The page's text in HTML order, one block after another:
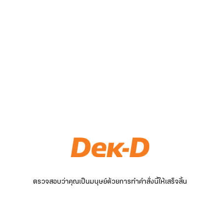
ตรวจสอบว่าคุณเป็นมนุษย์ด้วยการทำคำสั่งนี้ให้เสร็จสิ้น